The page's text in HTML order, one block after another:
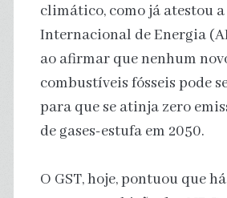
climático, como já atestou
Internacional de Energia
ao afirmar que nenhum
combustíveis fósseis pode
para que se atinja zero
de gases-estufa em 2050.
O GST, hoje, pontuou que